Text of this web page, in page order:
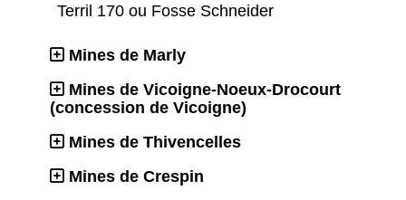
Terril 170 ou Fosse Schneider
Mines de Marly
Mines de Vicoigne-Noeux-Drocourt
(concession de Vicoigne)
Mines de Thivencelles
Mines de Crespin